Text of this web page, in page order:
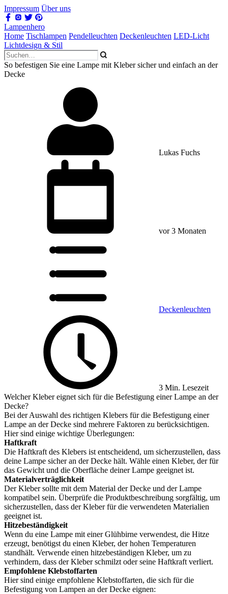
Impressum Über uns
Lampenhero
Home Tischlampen Pendelleuchten Deckenleuchten LED-Licht
Lichtdesign & Stil
So befestigen Sie eine Lampe mit Kleber sicher und einfach an der
Decke
Lukas Fuchs
vor 3 Monaten
Deckenleuchten
3 Min. Lesezeit
Welcher Kleber eignet sich für die Befestigung einer Lampe an der
Decke?
Bei der Auswahl des richtigen Klebers für die Befestigung einer
Lampe an der Decke sind mehrere Faktoren zu berücksichtigen.
Hier sind einige wichtige Überlegungen:
Haftkraft
Die Haftkraft des Klebers ist entscheidend, um sicherzustellen, dass
deine Lampe sicher an der Decke hält. Wähle einen Kleber, der für
das Gewicht und die Oberfläche deiner Lampe geeignet ist.
Materialverträglichkeit
Der Kleber sollte mit dem Material der Decke und der Lampe
kompatibel sein. Überprüfe die Produktbeschreibung sorgfältig, um
sicherzustellen, dass der Kleber für die verwendeten Materialien
geeignet ist.
Hitzebeständigkeit
Wenn du eine Lampe mit einer Glühbirne verwendest, die Hitze
erzeugt, benötigst du einen Kleber, der hohen Temperaturen
standhält. Verwende einen hitzebeständigen Kleber, um zu
verhindern, dass der Kleber schmilzt oder seine Haftkraft verliert.
Empfohlene Klebstoffarten
Hier sind einige empfohlene Klebstoffarten, die sich für die
Befestigung von Lampen an der Decke eignen: